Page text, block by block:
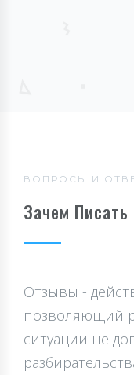
ВОПРОСЫ И
Зачем
Отзывы -
позволяющий
ситуации не